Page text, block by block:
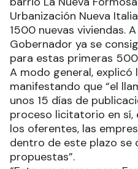
Urbanización Nueva
1500 nuevas viviendas.
Gobernador ya se
para estas primeras 500
A modo general, explicó
manifestando que “el
unos 15 días de
proceso licitatorio en sí,
los oferentes, las
dentro de este plazo se
propuestas”.